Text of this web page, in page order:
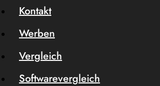
Kontakt
Werben
Vergleich
Softwarevergleich